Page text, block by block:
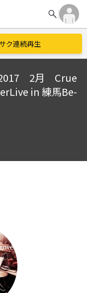
search
ク連続再生
2月 Crue
in 練馬Be-